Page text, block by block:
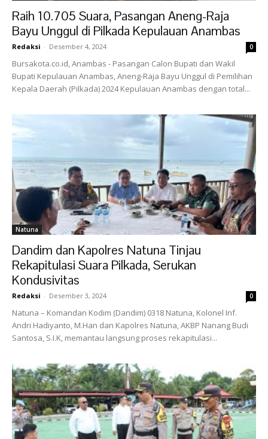
Raih 10.705 Suara, Pasangan Aneng-Raja
Bayu Unggul di Pilkada Kepulauan Anambas
Redaksi - Desember 4, 2024 0
Bursakota.co.id, Anambas - Pasangan Calon Bupati dan Wakil
Bupati Kepulauan Anambas, Aneng-Raja Bayu Unggul di Pemilihan
Kepala Daerah (Pilkada) 2024 Kepulauan Anambas dengan total...
Natuna
Dandim dan Kapolres Natuna Tinjau
Rekapitulasi Suara Pilkada, Serukan
Kondusivitas
Redaksi - Desember 3, 2024 0
Natuna – Komandan Kodim (Dandim) 0318 Natuna, Kolonel Inf.
Andri Hadiyanto, M.Han dan Kapolres Natuna, AKBP Nanang Budi
Santosa, S.I.K, memantau langsung proses rekapitulasi...